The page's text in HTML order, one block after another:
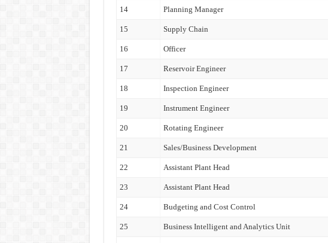
14 Planning Manager
15 Supply Chain
16 Officer
17 Reservoir Engineer
18 Inspection Engineer
19 Instrument Engineer
20 Rotating Engineer
21 Sales/Business Development
22 Assistant Plant Head
23 Assistant Plant Head
24 Budgeting and Cost Control
25 Business Intelligent and Analytics Unit